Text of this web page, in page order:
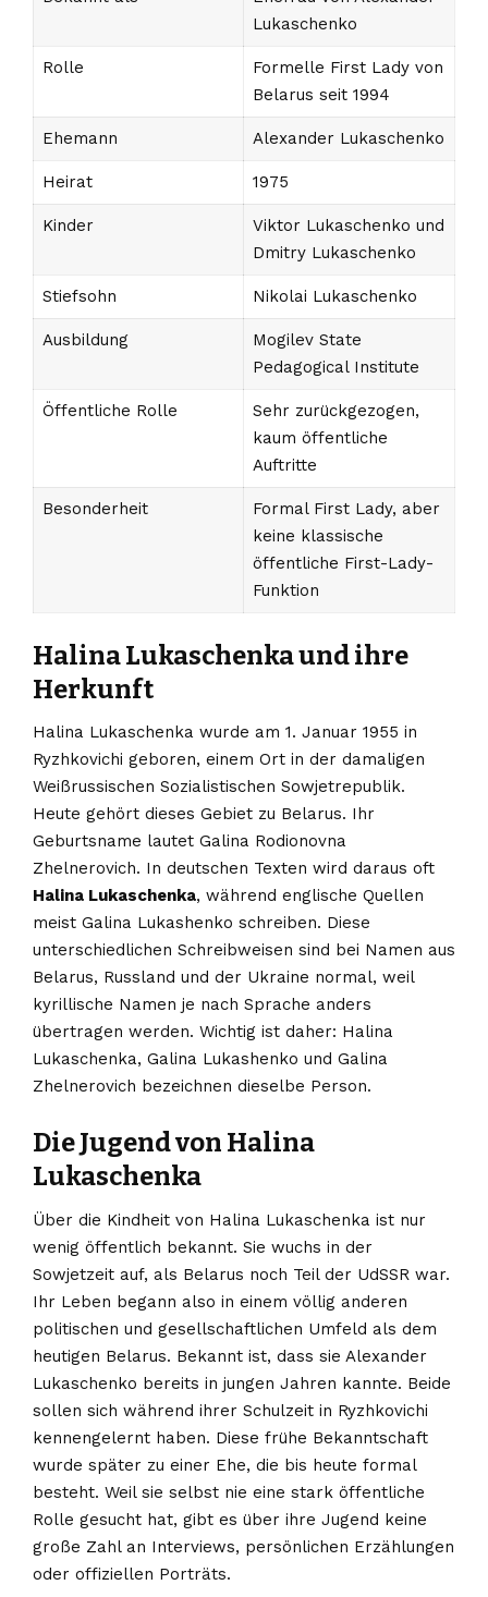
Lukaschenko
Rolle
Formelle First Lady von
Belarus seit 1994
Ehemann Alexander Lukaschenko
Heirat 1975
Kinder
Viktor Lukaschenko und
Dmitry Lukaschenko
Stiefsohn Nikolai Lukaschenko
Ausbildung
Mogilev State
Pedagogical Institute
Öffentliche Rolle
Sehr zurückgezogen,
kaum öffentliche
Auftritte
Besonderheit
Formal First Lady, aber
keine klassische
öffentliche First-Lady-
Funktion
Halina Lukaschenka und ihre
Herkunft
Halina Lukaschenka wurde am 1. Januar 1955 in
Ryzhkovichi geboren, einem Ort in der damaligen
Weißrussischen Sozialistischen Sowjetrepublik.
Heute gehört dieses Gebiet zu Belarus. Ihr
Geburtsname lautet Galina Rodionovna
Zhelnerovich. In deutschen Texten wird daraus oft
Halina Lukaschenka, während englische Quellen
meist Galina Lukashenko schreiben. Diese
unterschiedlichen Schreibweisen sind bei Namen aus
Belarus, Russland und der Ukraine normal, weil
kyrillische Namen je nach Sprache anders
übertragen werden. Wichtig ist daher: Halina
Lukaschenka, Galina Lukashenko und Galina
Zhelnerovich bezeichnen dieselbe Person.
Die Jugend von Halina
Lukaschenka
Über die Kindheit von Halina Lukaschenka ist nur
wenig öffentlich bekannt. Sie wuchs in der
Sowjetzeit auf, als Belarus noch Teil der UdSSR war.
Ihr Leben begann also in einem völlig anderen
politischen und gesellschaftlichen Umfeld als dem
heutigen Belarus. Bekannt ist, dass sie Alexander
Lukaschenko bereits in jungen Jahren kannte. Beide
sollen sich während ihrer Schulzeit in Ryzhkovichi
kennengelernt haben. Diese frühe Bekanntschaft
wurde später zu einer Ehe, die bis heute formal
besteht. Weil sie selbst nie eine stark öffentliche
Rolle gesucht hat, gibt es über ihre Jugend keine
große Zahl an Interviews, persönlichen Erzählungen
oder offiziellen Porträts.